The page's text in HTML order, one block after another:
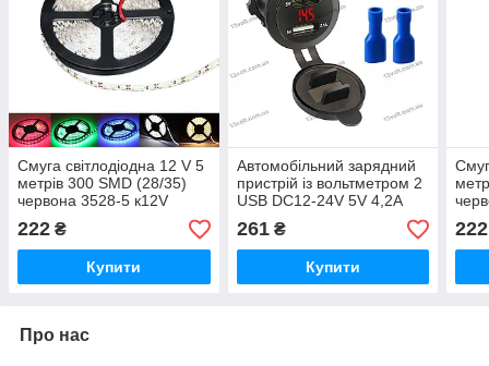
Смуга світлодіодна 12 V 5
метрів 300 SMD (28/35)
червона 3528-5 к12V
222 ₴
Купити
Автомобільний зарядний
пристрій із вольтметром 2
USB DC12-24V 5V 4,2A
BJJ 2-6red
261₴
Купити
222
Про нас